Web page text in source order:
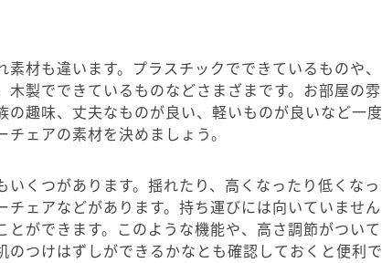
材も違います。プラスチックでできているものや、
木製でできているものなどさまざまです。お部屋の雰
の趣味、丈夫なものが良い、軽いものが良いなど一度
ェアの素材を決めましょう。
いくつがあります。揺れたり、高くなったり低くなっ
チェアなどがあります。持ち運びには向いていません
とができます。このような機能や、高さ調節がついて
のつけはずしができるかなとも確認しておくと便利で